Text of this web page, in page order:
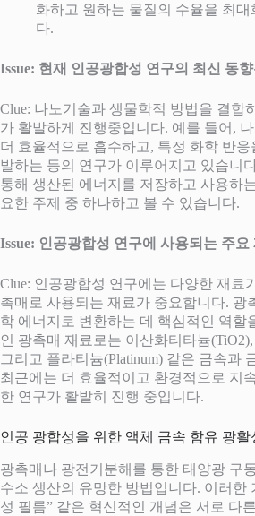
화하고 원하는 물질의 수율을 최대
다.
Issue: 현재 인공광합성 연구의 최신 동향
Clue: 나노기술과 생물학적 방법을 결합
가 활발하게 진행중입니다. 예를 들어,
더 효율적으로 흡수하고, 특정 화학 반응
발하는 등의 연구가 이루어지고 있습니
통해 생산된 에너지를 저장하고 사용하
요한 주제 중 하나하고 볼 수 있습니다.
Issue: 인공광합성 연구에 사용되는 주요
Clue: 인공광합성 연구에는 다양한 재료
촉매로 사용되는 재료가 중요합니다. 광
학 에너지로 변환하는 데 핵심적인 역할
인 광촉매 재료로는 이산화티타늄
그리고 플라티늄(Platinum) 같은 금속과
최근에는 더 효율적이고 환경적으로 지
한 연구가 활발히 진행 중입니다.
인공 광합성을 위한 액체 금속 함유 광활
광촉매나 광전기분해를 통한 태양광 구
수소 생산의 유망한 방법입니다. 이러한
성 필름” 같은 혁신적인 개념은 서로 다